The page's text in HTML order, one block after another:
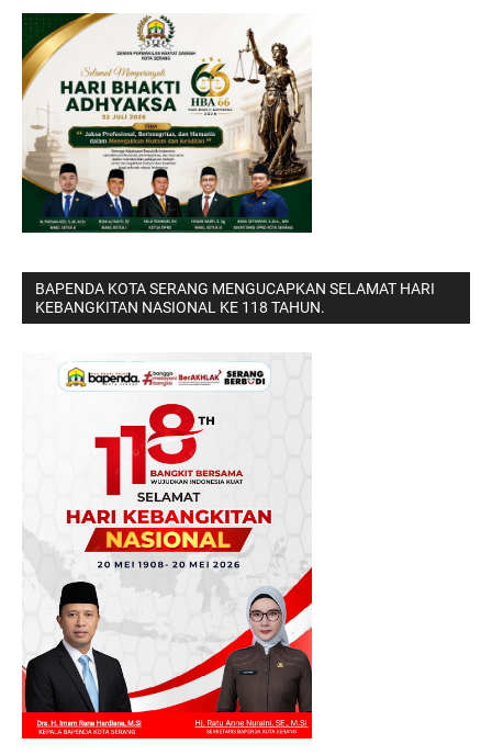
BAPENDA KOTA SERANG MENGUCAPKAN SELAMAT HARI
KEBANGKITAN NASIONAL KE 118 TAHUN.